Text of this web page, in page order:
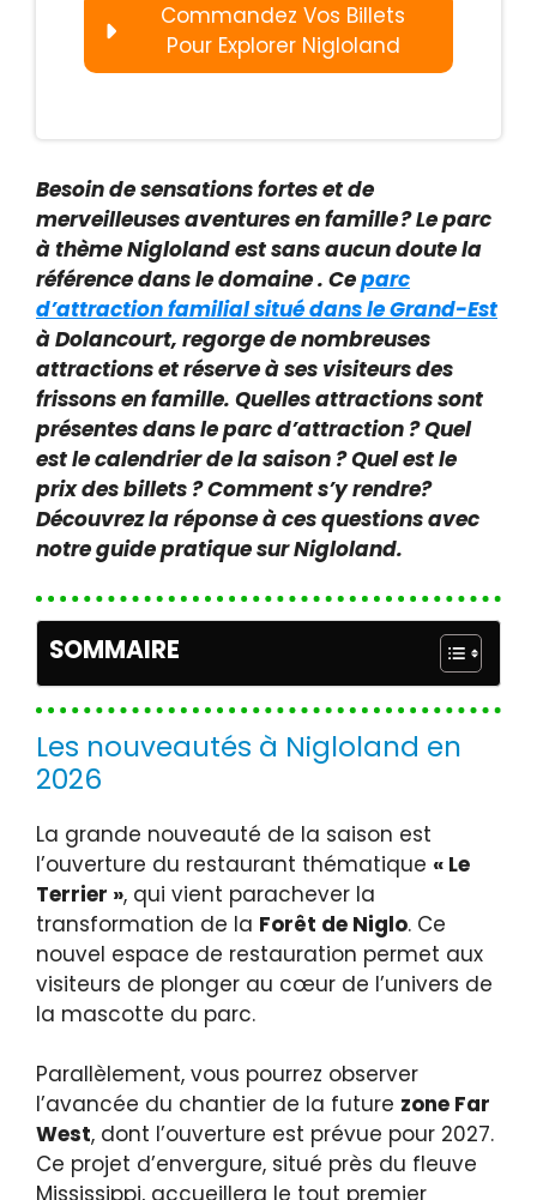
Commandez Vos Billets
Pour Explorer Nigloland
Besoin de sensations fortes et de
merveilleuses aventures en famille ? Le parc
à thème Nigloland est sans aucun doute la
référence dans le domaine . Ceparc
d’attraction familial situé dans le Grand-Est
à Dolancourt, regorge de nombreuses
attractions et réserve à ses visiteurs des
frissons en famille. Quelles attractions sont
présentes dans le parc d’attraction ? Quel
est le calendrier de la saison ? Quel est le
prix des billets ? Comment s’y rendre?
Découvrez la réponse à ces questions avec
notre guide pratique sur Nigloland.
SOMMAIRE
Les nouveautés à Nigloland en
2026
La grande nouveauté de la saison est
l’ouverture du restaurant thématique « Le
Terrier », qui vient parachever la
transformation de la Forêt de Niglo. Ce
nouvel espace de restauration permet aux
visiteurs de plonger au cœur de l’univers de
la mascotte du parc.
Parallèlement, vous pourrez observer
l’avancée du chantier de la future zone Far
West, dont l’ouverture est prévue pour 2027.
Ce projet d’envergure, situé près du fleuve
Mississippi, accueillera le tout premier